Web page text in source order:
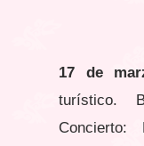
17 de
turístico.